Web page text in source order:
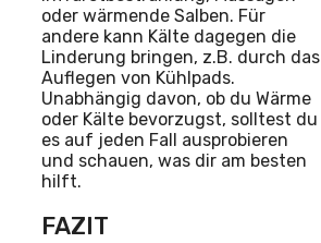
oder wärmende Salben. Für
andere kann Kälte dagegen die
Linderung bringen, z.B. durch das
Auflegen von Kühlpads.
Unabhängig davon, ob du Wärme
oder Kälte bevorzugst, solltest du
es auf jeden Fall ausprobieren
und schauen, was dir am besten
hilft.
FAZIT